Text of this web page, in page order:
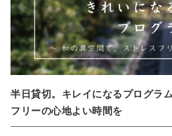
半日貸切。キレイになるプログラ
フリーの心地よい時間を